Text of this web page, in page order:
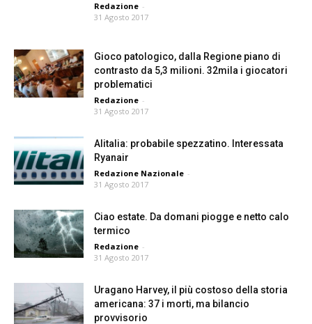
Redazione -
31 Agosto 2017
Gioco patologico, dalla Regione piano di
contrasto da 5,3 milioni. 32mila i giocatori
problematici
Redazione -
31 Agosto 2017
Alitalia: probabile spezzatino. Interessata
Ryanair
Redazione Nazionale -
31 Agosto 2017
Ciao estate. Da domani piogge e netto calo
termico
Redazione -
31 Agosto 2017
Uragano Harvey, il più costoso della storia
americana: 37 i morti, ma bilancio
provvisorio